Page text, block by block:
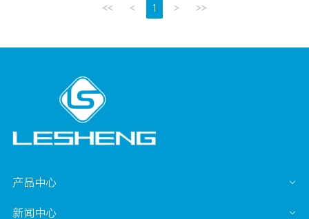
<< < 1 > >>
产品中心
新闻中心